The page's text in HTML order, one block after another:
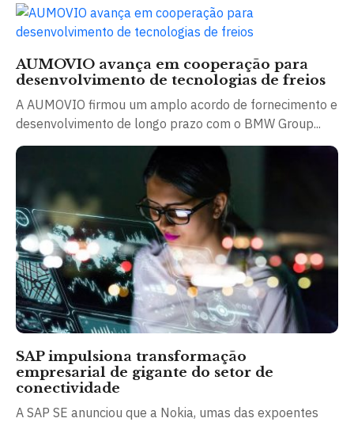
AUMOVIO avança em cooperação para
desenvolvimento de tecnologias de freios
A AUMOVIO firmou um amplo acordo de fornecimento e
desenvolvimento de longo prazo com o BMW Group...
SAP impulsiona transformação
empresarial de gigante do setor de
conectividade
A SAP SE anunciou que a Nokia, umas das expoentes